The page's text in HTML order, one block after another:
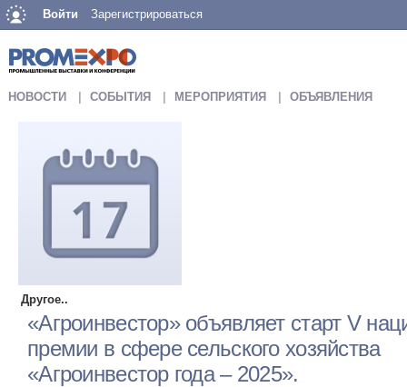
Войти Зарегистрироваться
НОВОСТИ СОБЫТИЯ МЕРОПРИЯТИЯ ОБЪЯВЛЕНИЯ
Другое..
«Агроинвестор» объявляет старт V
премии в сфере сельского хозяйства
«Агроинвестор года – 2025».